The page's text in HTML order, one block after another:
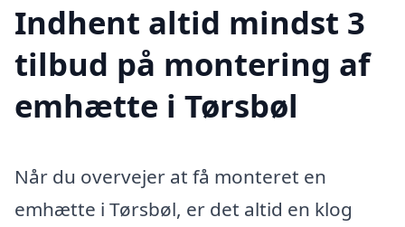
Indhent altid mindst 3
tilbud på montering af
emhætte i Tørsbøl
Når du overvejer at få monteret en
emhætte i Tørsbøl, er det altid en klog